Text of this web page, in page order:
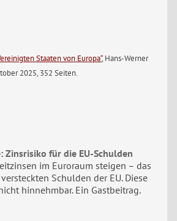
Staaten von Europa“, Hans-Werner
2025, 352 Seiten.
Zinsrisiko für die EU-Schulden
im Euroraum steigen – das
Schulden der EU. Diese
hinnehmbar. Ein Gastbeitrag.